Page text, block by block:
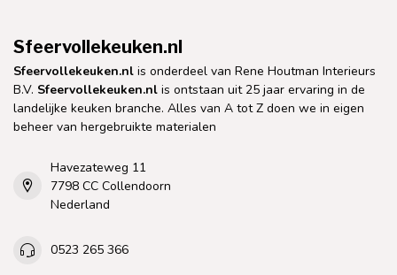
Sfeervollekeuken.nl
Sfeervollekeuken.nl is onderdeel van Rene Houtman Interieurs
B.V. Sfeervollekeuken.nl is ontstaan uit 25 jaar ervaring in de
landelijke keuken branche. Alles van A tot Z doen we in eigen
beheer van hergebruikte materialen
Havezateweg 11
7798 CC Collendoorn
Nederland
0523 265 366